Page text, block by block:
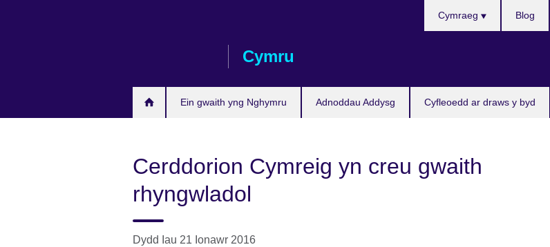
Cymru
Ein gwaith yng Nghymru Adnoddau Addysg Cyfleoedd ar draws y byd
Cymraeg Blog
Cerddorion Cymreig yn creu gwaith
rhyngwladol
Dydd Iau 21 Ionawr 2016